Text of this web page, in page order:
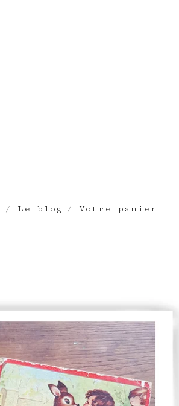
Le blog Votre panier